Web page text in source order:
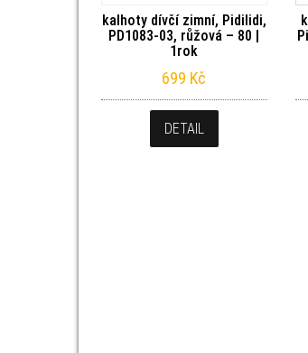
kalhoty dívčí zimní, Pidilidi,
PD1083-03, růžová – 80 |
1rok
699 Kč
DETAIL